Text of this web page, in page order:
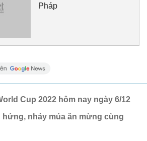
Pháp
Cup 2022 hôm nay ngày 6/12
hứng, nhảy múa ăn mừng cùng